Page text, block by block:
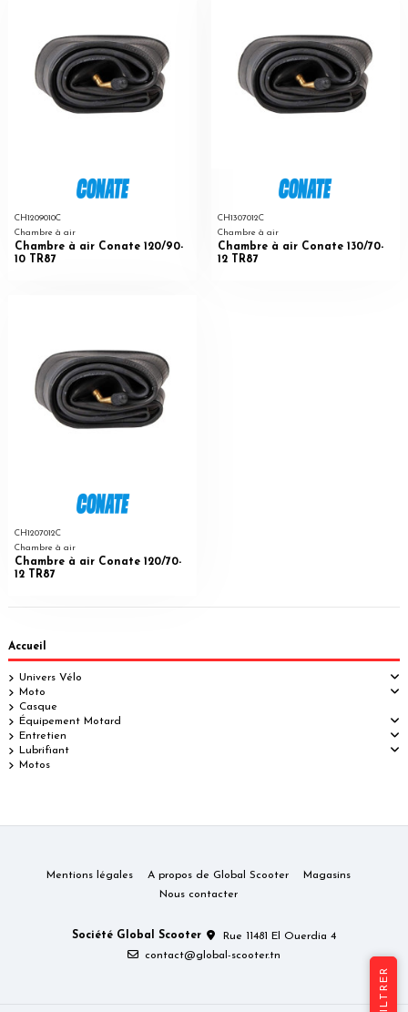
CH1209010C
Chambre à air
Chambre à air Conate 120/90-
10 TR87
CH1307012C
Chambre à air
Chambre à air Conate 130/70-
12 TR87
CH1207012C
Chambre à air
Chambre à air Conate 120/70-
12 TR87
Accueil
Univers Vélo
Moto
Casque
Équipement Motard
Entretien
Lubrifiant
Motos
Mentions légales A propos de Global Scooter
Magasins
Nous contacter
Société Global Scooter
Rue 11481 El Ouerdia 4
contact@global-scooter.tn
FILTRER